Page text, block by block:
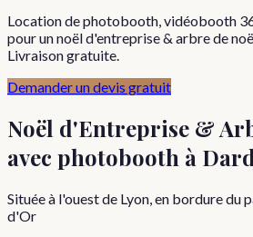
Location de photobooth, vidéobooth
pour un noël d'entreprise & arbre de
Livraison gratuite.
Demander un devis gratuit
Noël d'Entreprise &
avec photobooth à
Située à l'ouest de Lyon, en bordure du
d'Or